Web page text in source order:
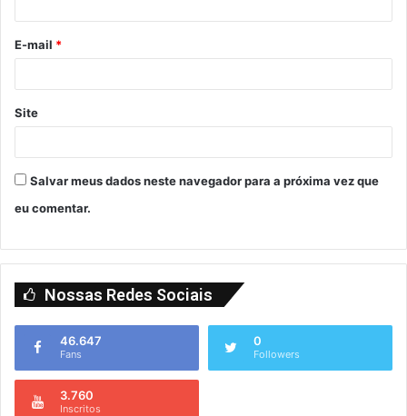
E-mail *
Site
Salvar meus dados neste navegador para a próxima vez que
eu comentar.
Nossas Redes Sociais
46.647
Fans
0
Followers
3.760
Inscritos